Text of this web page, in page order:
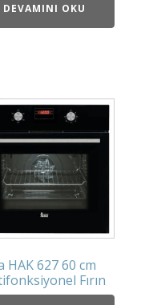
DEVAMINI OKU
HAK 627 60 cm
Fırın